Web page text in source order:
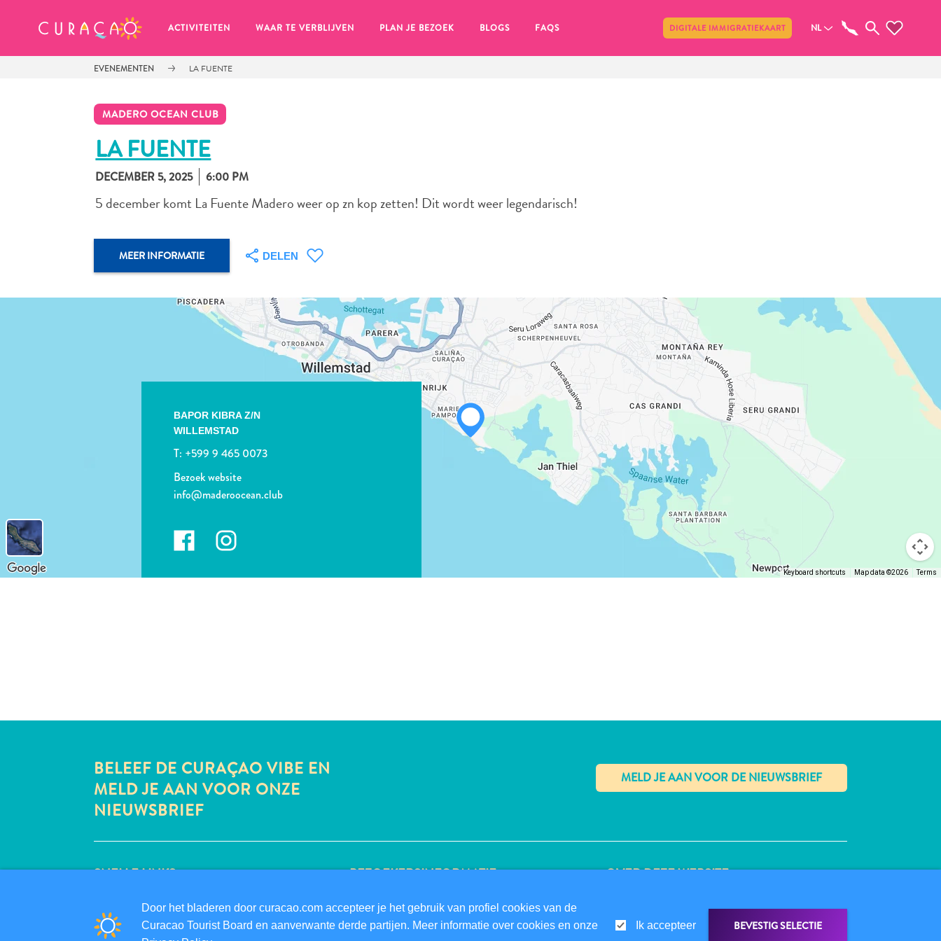
ACTIVITEITEN WAAR TE VERBLIJVEN PLAN JE BEZOEK BLOGS FAQS DIGITALE IMMIGRATIEKAART NL
EVENEMENTEN LA FUENTE
MADERO OCEAN CLUB
LA FUENTE
DECEMBER 5, 2025 6:00 PM
5 december komt La Fuente Madero weer op zn kop zetten! Dit wordt weer legendarisch!
MEER INFORMATIE DELEN
BAPOR KIBRA Z/N
WILLEMSTAD
T: +599 9 465 0073
Bezoek website
info@maderoocean.club
Keyboard shortcuts Map data ©2026 Terms
BELEEF DE CURAÇAO VIBE EN
MELD JE AAN VOOR ONZE
NIEUWSBRIEF
✕
SNELLE LINKS
REISPROFESSIONALS
VERMELD UW BEDRIJF
BEZOEKERSINFORMATIE
FAQS
CONTACT
OVER DEZE WEBSITE
GEBRUIKSVOORWAARDEN
Door het bladeren door curacao.com accepteer je het gebruik van profiel cookies van de
Curacao Tourist Board en aanverwante derde partijen. Meer informatie over cookies en onze
Ik accepteer BEVESTIG SELECTIE
MIJN FAVORIETEN Delen
Zo te zien heb je nog geen